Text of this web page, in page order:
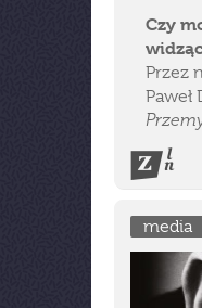
Czy
Przez
Paweł
media